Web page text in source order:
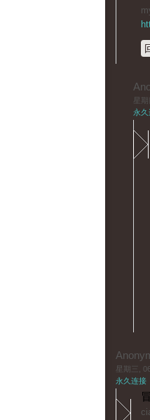
星
永久
星期三,
永久连接